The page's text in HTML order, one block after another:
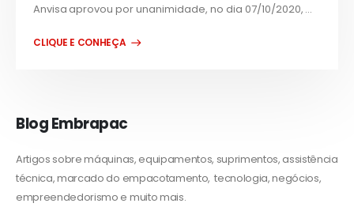
Anvisa aprovou por unanimidade, no dia 07/10/2020, ...
CLIQUE E CONHEÇA
Blog Embrapac
Artigos sobre máquinas, equipamentos, suprimentos, assistência
técnica, marcado do empacotamento, tecnologia, negócios,
empreendedorismo e muito mais.